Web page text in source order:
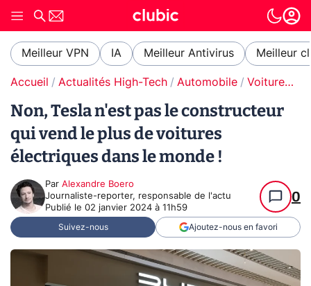
Meilleur VPN IA Meilleur Antivirus Meilleur
Accueil Actualités High-Tech Automobile Voitures électriques
Non, Tesla n'est pas le constructeur
qui vend le plus de voitures
électriques dans le monde !
Par Alexandre Boero
Journaliste-reporter, responsable de l'actu
Publié le 02 janvier 2024 à 11h59
0
Suivez-nous Ajoutez-nous en favori